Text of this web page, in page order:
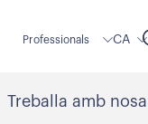
Professionals CA
Treballa amb